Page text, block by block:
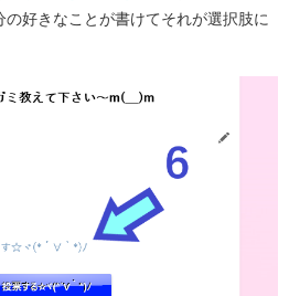
好きなことが書けてそれが選択肢に